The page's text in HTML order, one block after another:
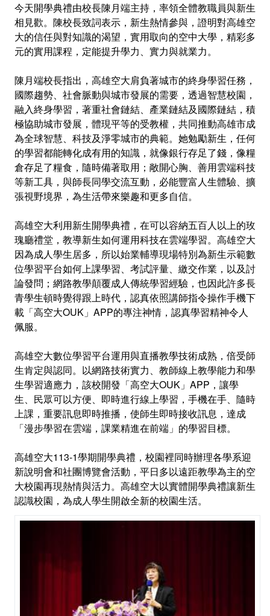
今天開學典禮由校長陳月端主持，率領全體教職員與新生
相見歡。陳校長致詞表示，新生熱情參與，證明對高雄空
大的信任與對知識的渴望，實用取向的空中大學，精彩多
元的實用課程，定能提升學力、實力與就業力。
陳月端校長指出，高雄空大肩負著城市的終身學習任務，
國際趨勢、社會脈動與城市發展的需要，透過智慧校園，
融入終身學習，著重社會鏈結、產業鏈結及國際鏈結，積
極協助城市發展，體現平等的受教權，共同推動高雄市成
為全球智慧、科技及淨零城市的典範。她勉勵新生，任何
的學習都能轉化成有用的知識，就像銀行存足了錢，像糧
倉存足了糧食，隨時備著取用；敞開心胸、善用雲端科技
等新工具，與師長同學交流互動，必能豐富人生體驗、擴
張視野境界，為生活帶來樂趣和更多自信。
高雄空大利用新生開學典禮，在可以容納五百人以上的玫
瑰廳禮堂，教導新生如何運用科技在雲端學習。高雄空大
因為成人學生居多，所以始業輔導現場特別為新生示範數
位學習平台如何上課學習、考試評量、繳交作業，以及討
論發問；網路教學顛覆成人傳統學習經驗，也因此許多長
青學生頓時覺得跟上時代，認真依照講師指令操作手機下
載「高空大OUK」APP的專注神情，認真學習精神令人
佩服。
高雄空大數位學習平台運用與直播教學技術成熟，倍受師
生肯定與認同。以網路技術實力、教師線上教學能力和學
生學習適應力，該校開發「高空大OUK」APP，讓學
生、民眾可以方便、即時進行線上學習，手機在手、隨時
上課，重要訊息即時推播，使師生即時接收訊息，達成
「漫步學習在雲端，課業精進在前端」的學習目標。
高雄空大113-1學期開學典禮，校園裡同時辦理各學系迎
新說明會和社團博覽會活動，平日多以遠距教學為主的空
大校園再現熱情與活力。高雄空大以實體開學典禮讓新生
認識校園，為成人學生開啟全新的校園生活。